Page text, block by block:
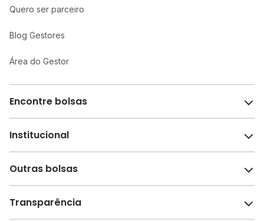
Quero ser parceiro
Blog Gestores
Área do Gestor
Encontre bolsas
Melhores escolas de São Paulo
Escolas por cidade e bairro
Institucional
Sobre o Melhor Escola
Revista Melhor Escola
Outras bolsas
Faculdades e universidades
Transparência